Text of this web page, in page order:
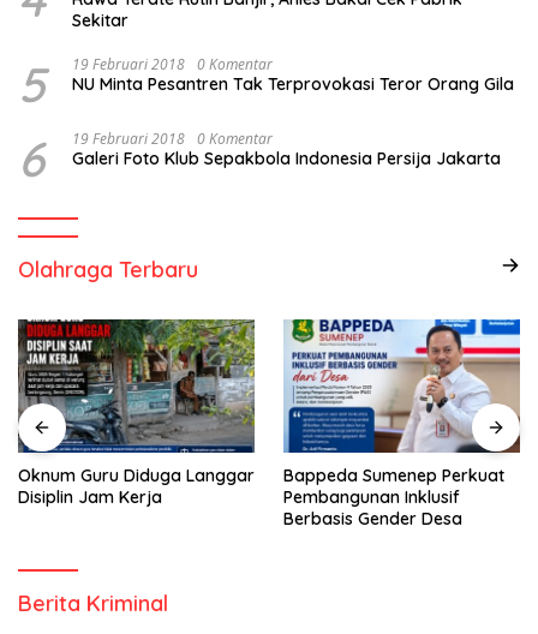
Sekitar
5 19 Februari 2018 0 Komentar
NU Minta Pesantren Tak Terprovokasi Teror Orang Gila
6 19 Februari 2018 0 Komentar
Galeri Foto Klub Sepakbola Indonesia Persija Jakarta
Olahraga Terbaru
Oknum Guru Diduga Langgar
Disiplin Jam Kerja
Bappeda Sumenep Perkuat
Pembangunan Inklusif
Berbasis Gender Desa
Berita Kriminal